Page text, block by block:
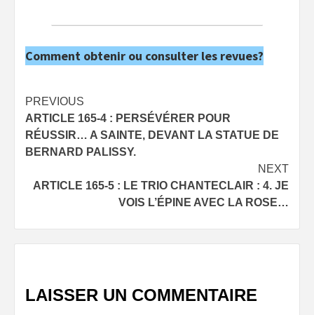
Comment obtenir ou consulter les revues?
Post
navigation
PREVIOUS
ARTICLE 165-4 : PERSÉVÉRER POUR
RÉUSSIR… A SAINTE, DEVANT LA STATUE DE
BERNARD PALISSY.
NEXT
ARTICLE 165-5 : LE TRIO CHANTECLAIR : 4. JE
VOIS L’ÉPINE AVEC LA ROSE…
LAISSER UN COMMENTAIRE